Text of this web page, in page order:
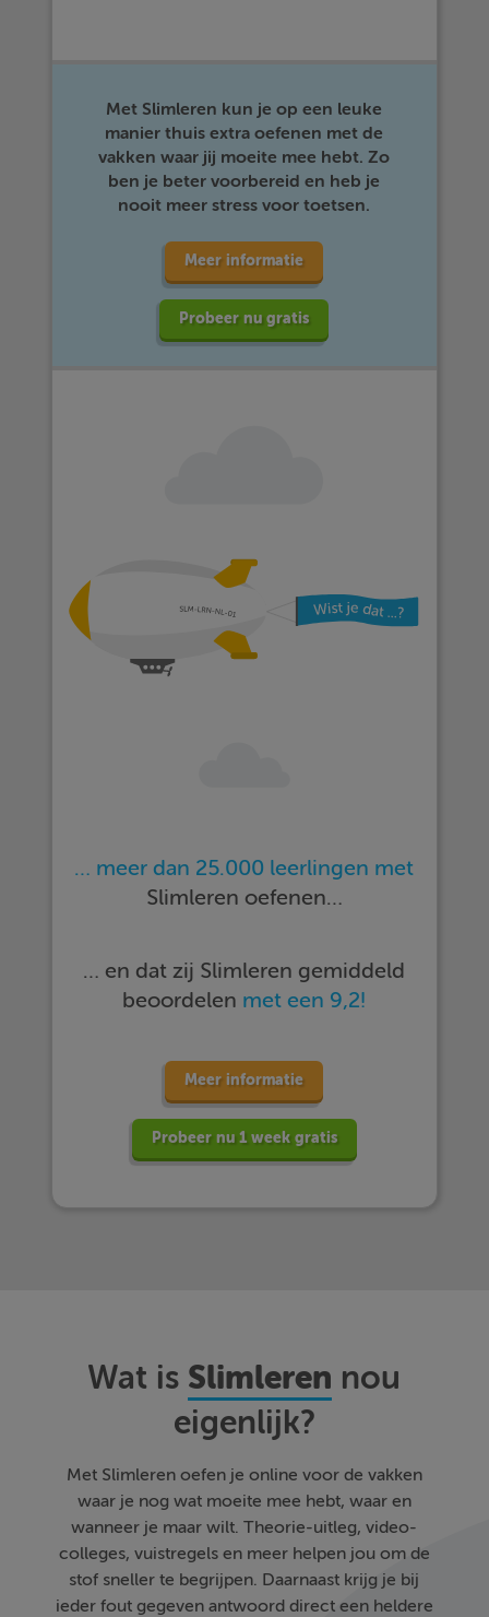
Met Slimleren kun je op een leuke
manier thuis extra oefenen met de
vakken waar jij moeite mee hebt. Zo
ben je beter voorbereid en heb je
nooit meer stress voor toetsen.
Meer informatie
Probeer nu gratis
… meer dan 25.000 leerlingen met
Slimleren oefenen…
… en dat zij Slimleren gemiddeld
beoordelen met een 9,2!
Meer informatie
Probeer nu 1 week gratis
Wat is Slimleren nou
eigenlijk?
Met Slimleren oefen je online voor de vakken
waar je nog wat moeite mee hebt, waar en
wanneer je maar wilt. Theorie-uitleg, video-
colleges, vuistregels en meer helpen jou om de
stof sneller te begrijpen. Daarnaast krijg je bij
ieder fout gegeven antwoord direct een heldere